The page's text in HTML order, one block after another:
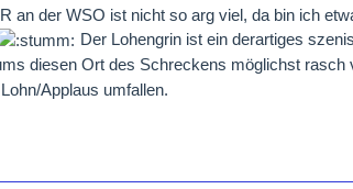
an der WSO ist nicht so arg viel, da bin ich
Der Lohengrin ist ein derartiges
diesen Ort des Schreckens möglichst rasch
Applaus umfallen.